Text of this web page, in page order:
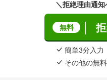
＼拒絶理由通
無料
簡単3分入力
その他の無